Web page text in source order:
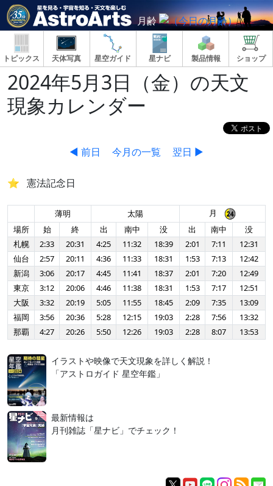
月齢
トピックス 天体写真 星空ガイド 星ナビ 製品情報 ショップ
2024年5月3日（金）の天文
現象カレンダー
◀ 前日 今月の一覧 翌日 ▶
憲法記念日
薄明 太陽
月
場所
始 終 出 南中 没 出 南中
没
札幌
2:33 20:31 4:25 11:32 18:39 2:01 7:11
12:31
仙台
2:57 20:11 4:36 11:33 18:31 1:53 7:13
12:42
新潟
3:06 20:17 4:45 11:41 18:37 2:01 7:20
12:49
東京
3:12 20:06 4:46 11:38 18:31 1:53 7:17
12:51
大阪
3:32 20:19 5:05 11:55 18:45 2:09 7:35
13:09
福岡
3:56 20:36 5:28 12:15 19:03 2:28 7:56
13:32
那覇
4:27 20:26 5:50 12:26 19:03 2:28 8:07 13:53
イラストや映像で天文現象を詳しく解説！
「アストロガイド 星空年鑑」
最新情報は
月刊雑誌「星ナビ」でチェック！